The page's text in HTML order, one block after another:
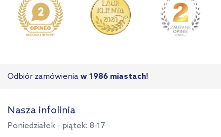
Odbiór zamówienia w 1986 miastach!
Nasza infolinia
Poniedziałek - piątek: 8-17